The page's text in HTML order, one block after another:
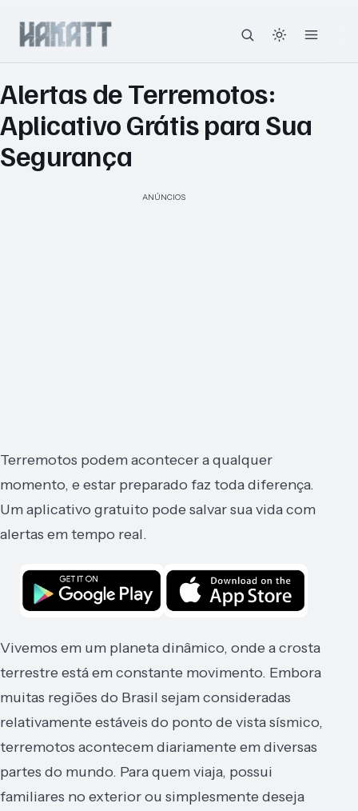
Alertas de Terremotos:
Aplicativo Grátis para Sua
Segurança
ANÚNCIOS
Terremotos podem acontecer a qualquer
momento, e estar preparado faz toda diferença.
Um aplicativo gratuito pode salvar sua vida com
alertas em tempo real.
Vivemos em um planeta dinâmico, onde a crosta
terrestre está em constante movimento. Embora
muitas regiões do Brasil sejam consideradas
relativamente estáveis do ponto de vista sísmico,
terremotos acontecem diariamente em diversas
partes do mundo. Para quem viaja, possui
familiares no exterior ou simplesmente deseja